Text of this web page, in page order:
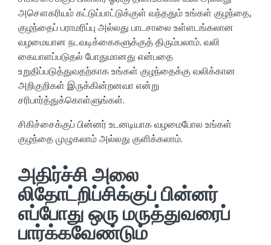
அசௌகரியம் கட்டுப்பாட்டுக்குள் வந்ததும் உங்கள் குழந்தை,
குழந்தைப் பராமரிப்பு அல்லது பாடசாலை உள்ளடங்கலான
வழமையான நடவடிக்கைகளுக்குத் திரும்பலாம். வலி
கையாளப்படுதல் போதுமானது என்பதை
உறுதிப்படுத்துவதற்காக உங்கள் குழந்தைக்கு வலிக்கான
அறிகுறிகள் இருக்கின்றனவா என்று
சரிபார்த்துக்கொள்ளுங்கள்.
சிகிச்சைக்குப் பின்னர் உடனடியாக வழமைபோல உங்கள்
குழந்தை முழுகலாம் அல்லது குளிக்கலாம்.
அதிர்ச்சி அலை
லிதோட்றிப்சிக்குப் பின்னர்
எப்போது ஒரு மருத்துவரைப்
பார்க்கவேண்டும்